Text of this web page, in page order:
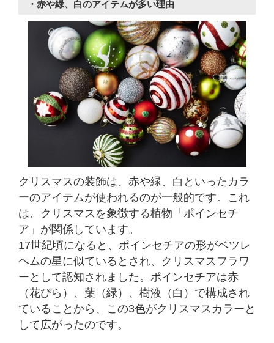
・赤や緑、白のアイテムが多い理由
クリスマスの装飾は、赤や緑、白といったカラ
ーのアイテムが使われるのが一般的です。これ
は、クリスマスを象徴する植物「ポインセチ
ア」が関係しています。
17世紀頃になると、ポインセチアの形がベツレ
ヘムの星に似ているとされ、クリスマスフラワ
ーとして認知されました。ポインセチアは赤
（花びら）、葉（緑）、樹液（白）で構成され
ていることから、この3色がクリスマスカラーと
して広がったのです。